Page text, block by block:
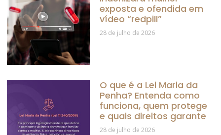
exposta e ofendida em
vídeo “redpill”
28 de julho de 2026
O que é a Lei Maria da
Penha? Entenda como
funciona, quem protege
e quais direitos garante
28 de julho de 2026